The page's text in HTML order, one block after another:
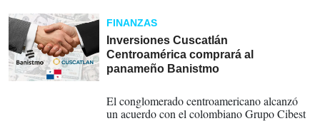
FINANZAS
Inversiones Cuscatlán
Centroamérica comprará al
panameño Banistmo
El conglomerado centroamericano alcanzó
un acuerdo con el colombiano Grupo Cibest